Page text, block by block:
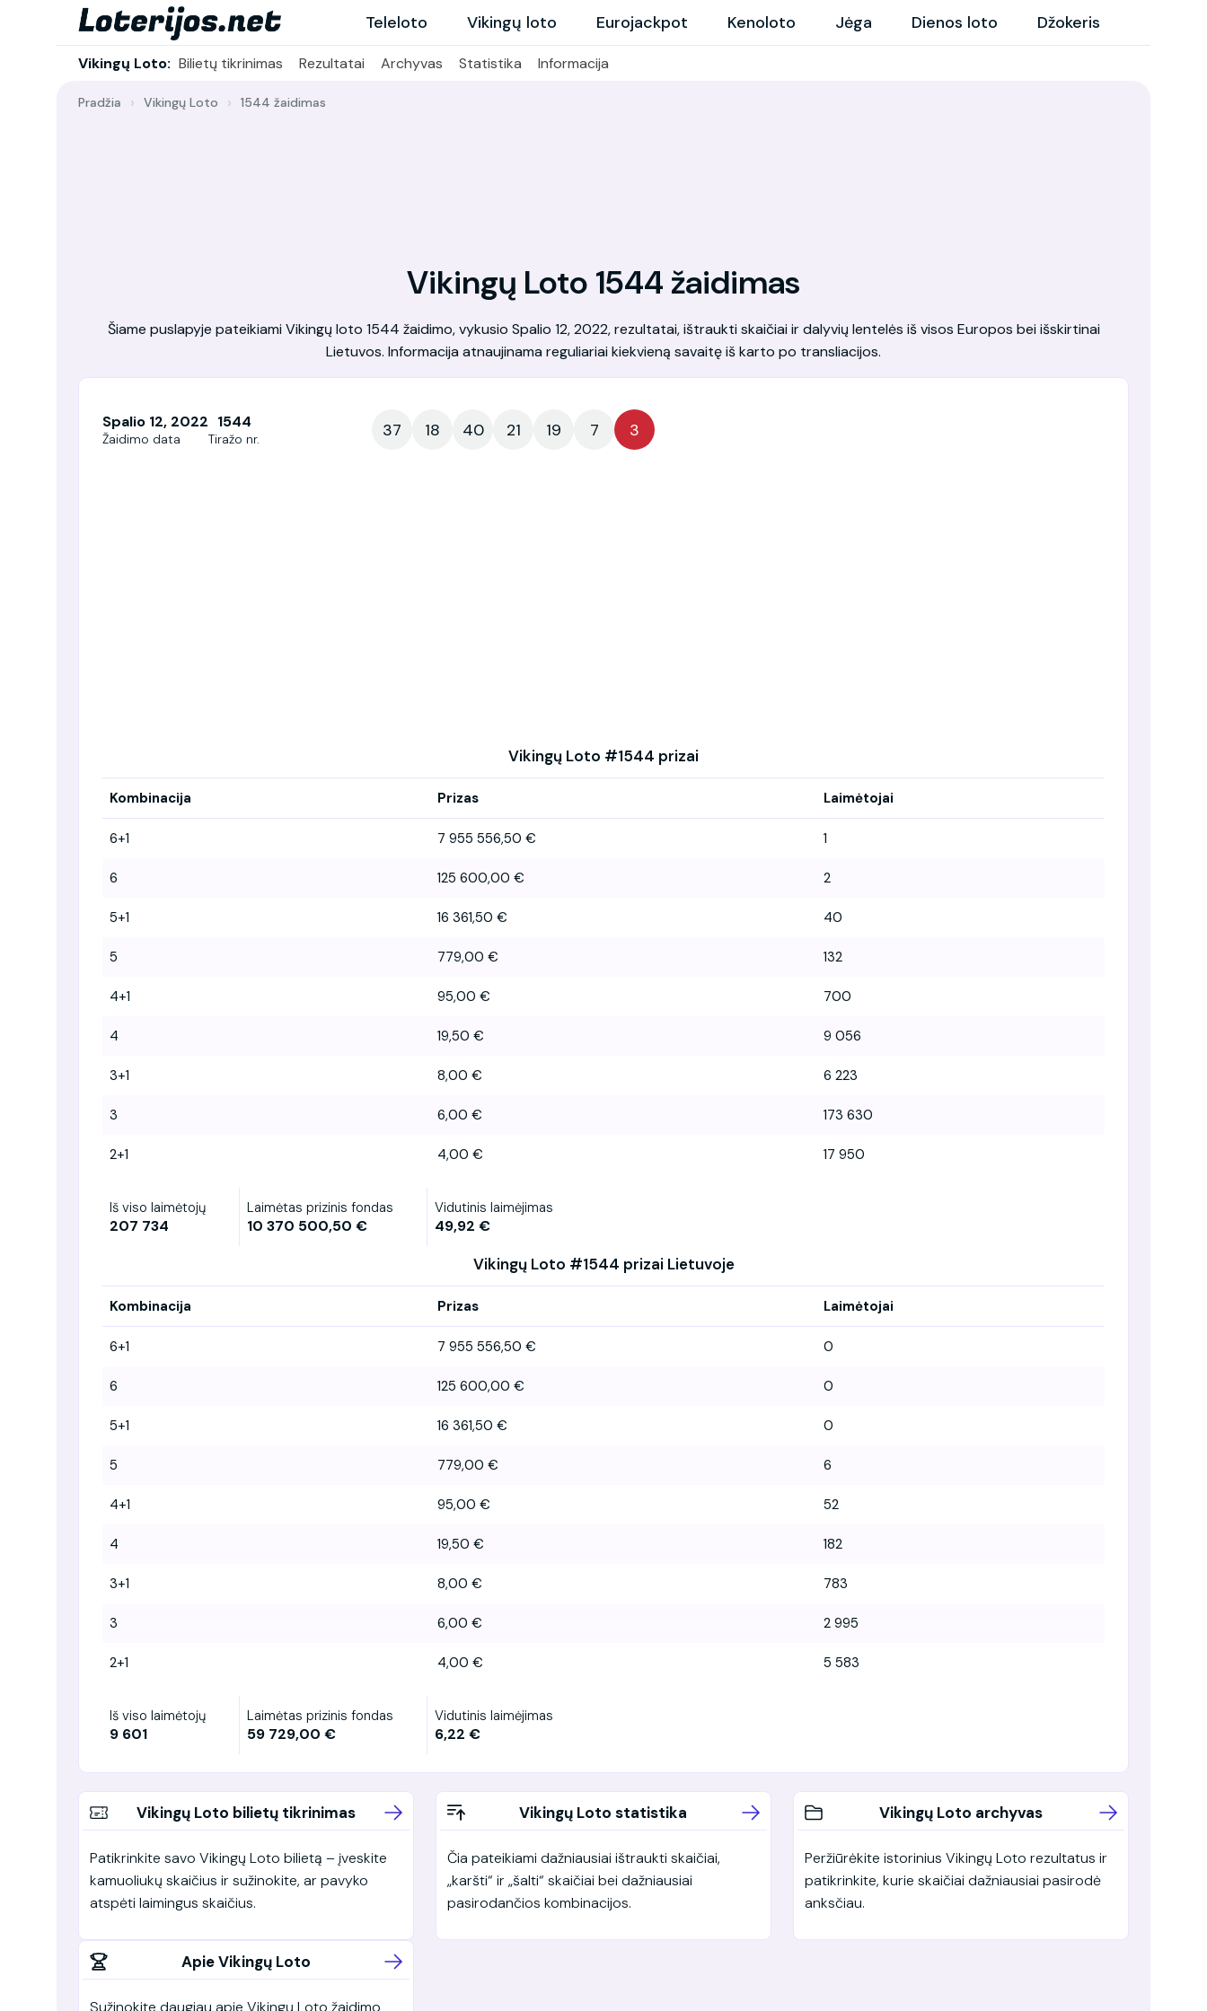
Teleloto Vikingų loto Eurojackpot Kenoloto Jėga Dienos loto Džokeris
Vikingų Loto: Bilietų tikrinimas Rezultatai Archyvas Statistika Informacija
Pradžia Vikingų Loto 1544 žaidimas
Vikingų Loto 1544 žaidimas
Šiame puslapyje pateikiami Vikingų loto 1544 žaidimo, vykusio Spalio 12, 2022, rezultatai, ištraukti skaičiai ir dalyvių lentelės iš visos Europos bei išskirtinai
Lietuvos. Informacija atnaujinama reguliariai kiekvieną savaitę iš karto po transliacijos.
Spalio 12, 2022
Žaidimo data
1544
Tiražo nr. 37 18 40 21 19 7 3
Vikingų Loto #1544 prizai
Kombinacija Prizas Laimėtojai
6+1 7 955 556,50 € 1
6 125 600,00 € 2
5+1 16 361,50 € 40
5 779,00 € 132
4+1 95,00 € 700
4 19,50 € 9 056
3+1 8,00 € 6 223
3 6,00 € 173 630
2+1 4,00 € 17 950
Iš viso laimėtojų
207 734
Laimėtas prizinis fondas
10 370 500,50 €
Vidutinis laimėjimas
49,92 €
Vikingų Loto #1544 prizai Lietuvoje
Kombinacija Prizas Laimėtojai
6+1 7 955 556,50 € 0
6 125 600,00 € 0
5+1 16 361,50 € 0
5 779,00 € 6
4+1 95,00 € 52
4 19,50 € 182
3+1 8,00 € 783
3 6,00 € 2 995
2+1 4,00 € 5 583
Iš viso laimėtojų
9 601
Laimėtas prizinis fondas
59 729,00 €
Vidutinis laimėjimas
6,22 €
Vikingų Loto bilietų tikrinimas
Patikrinkite savo Vikingų Loto bilietą – įveskite
kamuoliukų skaičius ir sužinokite, ar pavyko
atspėti laimingus skaičius.
Vikingų Loto statistika
Čia pateikiami dažniausiai ištraukti skaičiai,
„karšti“ ir „šalti“ skaičiai bei dažniausiai
pasirodančios kombinacijos.
Vikingų Loto archyvas
Peržiūrėkite istorinius Vikingų Loto rezultatus ir
patikrinkite, kurie skaičiai dažniausiai pasirodė
anksčiau.
Apie Vikingų Loto
Sužinokite daugiau apie Vikingų Loto žaidimo